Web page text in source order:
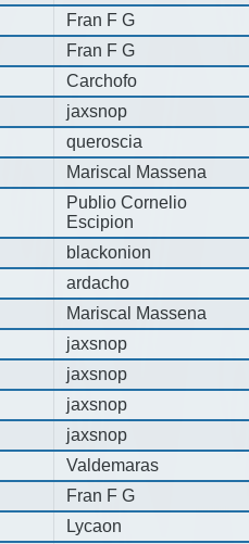
Fran F G
Fran F G
Carchofo
jaxsnop
queroscia
Mariscal Massena
Publio Cornelio
Escipion
blackonion
ardacho
Mariscal Massena
jaxsnop
jaxsnop
jaxsnop
jaxsnop
Valdemaras
Fran F G
Lycaon